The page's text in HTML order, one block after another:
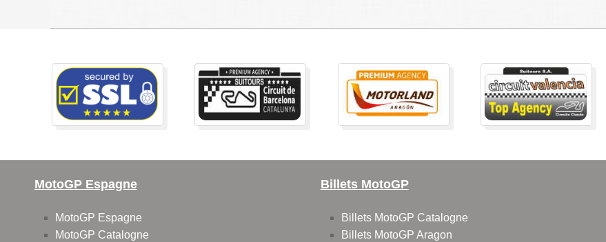
MotoGP Espagne
MotoGP Espagne
MotoGP Catalogne
Billets MotoGP
Billets MotoGP Catalogne
Billets MotoGP Aragon